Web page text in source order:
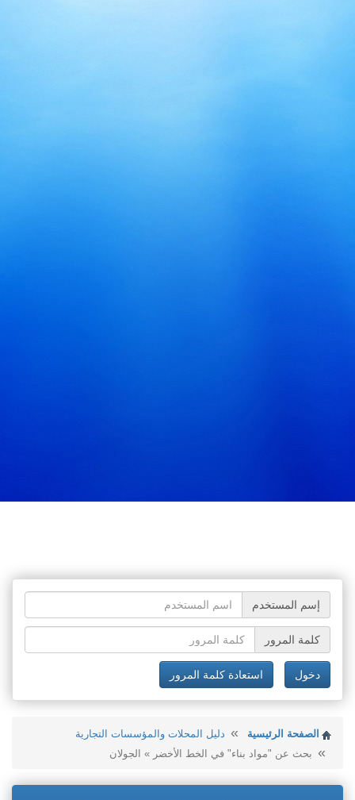
إسم المستخدم
كلمة المرور
دخول استعادة كلمة المرور
الصفحة الرئيسية
دليل المحلات والمؤسسات التجارية
بحث عن "مواد بناء" في الخط الأخضر » الجولان